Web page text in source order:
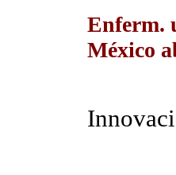
Enferm.
México